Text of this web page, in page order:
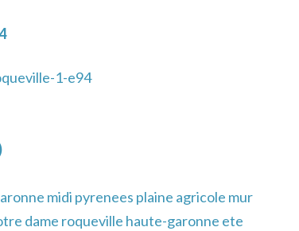
1-e94
midi pyrenees plaine agricole mur
dame roqueville haute-garonne ete